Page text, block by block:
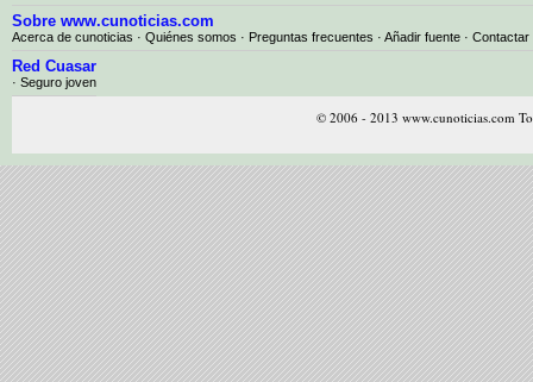
Sobre www.cunoticias.com
Acerca de cunoticias · Quiénes somos · Preguntas frecuentes · Añadir fuente · Contactar
Red Cuasar
· Seguro joven
© 2006 - 2013 www.cunoticias.com